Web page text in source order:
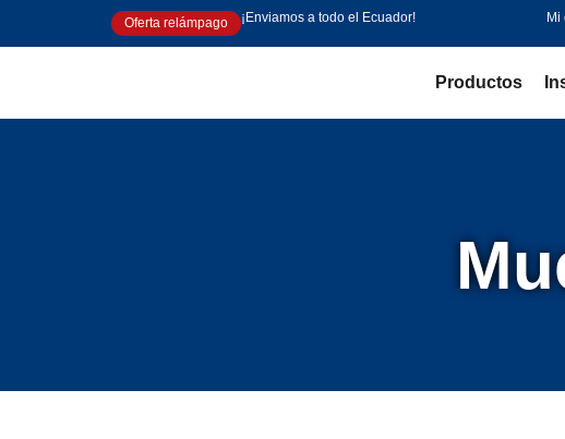
Oferta relámpago ¡Enviamos a todo el Ecuador! Mi
Productos